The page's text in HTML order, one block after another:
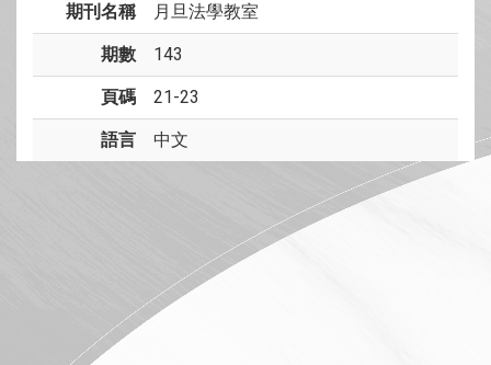
期刊名稱 月旦法學教室
期數 143
頁碼 21-23
語言 中文